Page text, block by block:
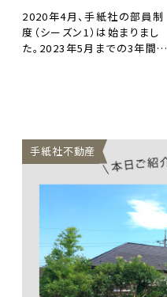
2020年4月、手紙社の部員制
度（シーズン1）は始まりまし
た。2023年5月までの3年間の
手紙社不動産